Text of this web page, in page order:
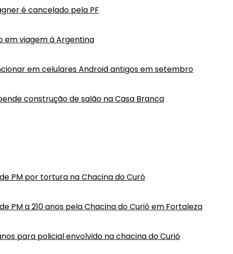
é cancelado pela PF
em viagem à Argentina
em celulares Android antigos em setembro
construção de salão na Casa Branca
PM por tortura na Chacina do Curó
PM a 210 anos pela Chacina do Curió em Fortaleza
para policial envolvido na chacina do Curió